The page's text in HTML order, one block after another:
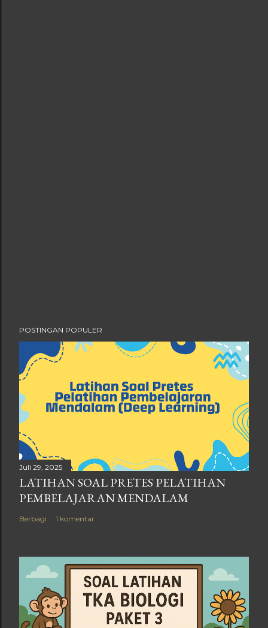
POSTINGAN POPULER
Juli 29, 2025
LATIHAN SOAL PRETES PELATIHAN
PEMBELAJARAN MENDALAM
Berbagi 1 komentar